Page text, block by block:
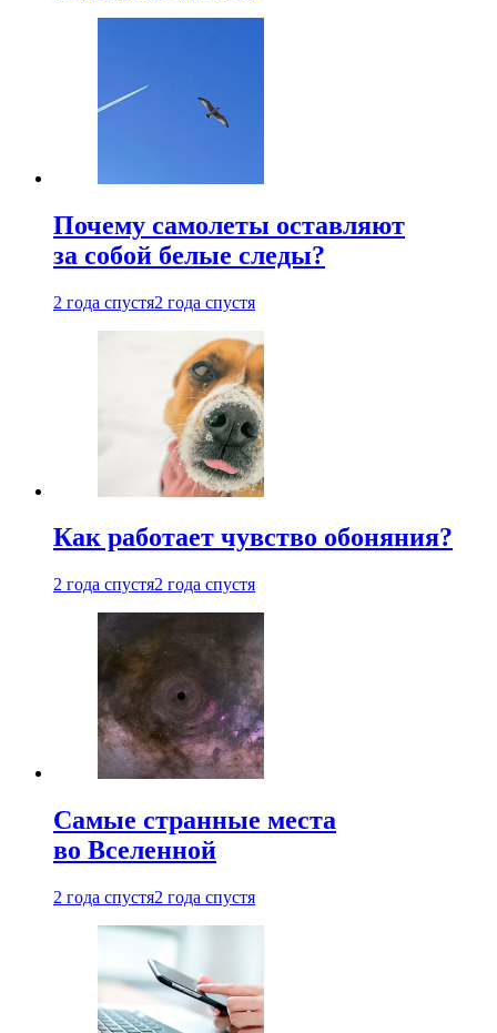
Почему самолеты оставляют
за собой белые следы?
2 года спустя2 года спустя
Как работает чувство обоняния?
2 года спустя2 года спустя
Самые странные места
во Вселенной
2 года спустя2 года спустя